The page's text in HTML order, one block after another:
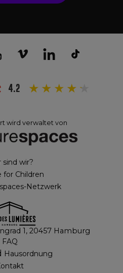
4.2
wird verwaltet von
sind wir?
for Children
Netzwerk
1, 20457 Hamburg
FAQ
Hausordnung